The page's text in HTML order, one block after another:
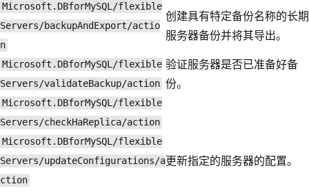
Microsoft.DBforMySQL/flexible
Servers/backupAndExport/actio
n
创建具有特定备份名称的长期
服务器备份并将其导出。
Microsoft.DBforMySQL/flexible
Servers/validateBackup/action
验证服务器是否已准备好备
份。
Microsoft.DBforMySQL/flexible
Servers/checkHaReplica/action
Microsoft.DBforMySQL/flexible
Servers/updateConfigurations/a
ction
更新指定的服务器的配置。